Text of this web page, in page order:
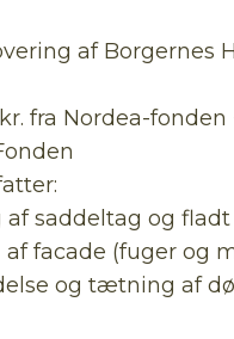
af Borgernes
fra Nordea-fonden
af saddeltag og
af facade (fuger og
og tætning af